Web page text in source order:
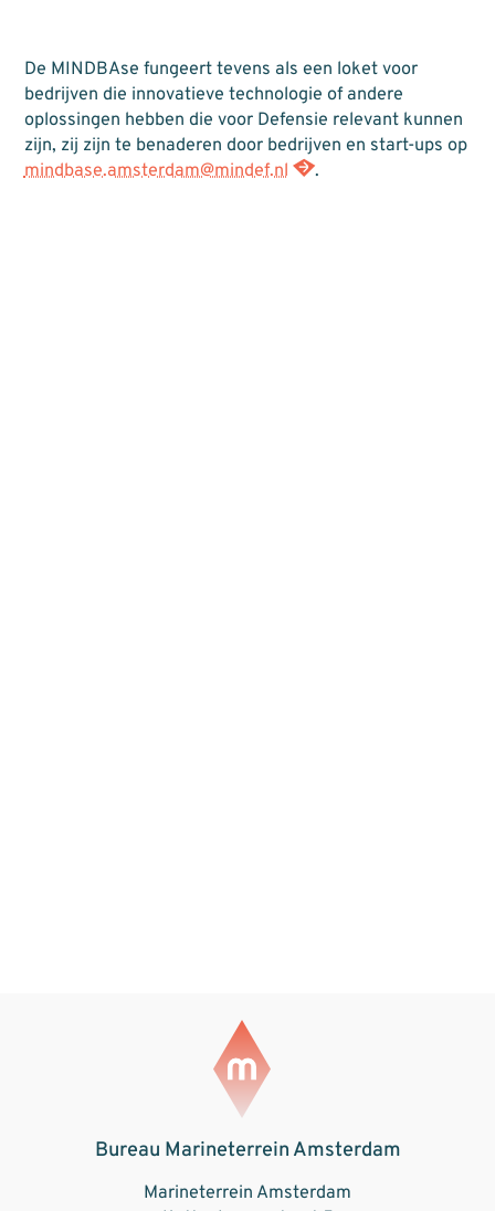
De MINDBAse fungeert tevens als een loket voor
bedrijven die innovatieve technologie of andere
oplossingen hebben die voor Defensie relevant kunnen
zijn, zij zijn te benaderen door bedrijven en start-ups op
mindbase.amsterdam@mindef.nl
.
Bureau Marineterrein Amsterdam
Marineterrein Amsterdam